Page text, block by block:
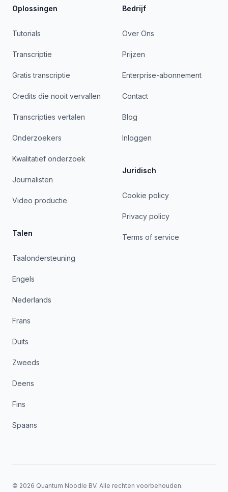
Oplossingen
Tutorials
Transcriptie
Gratis transcriptie
Credits die nooit vervallen
Transcripties vertalen
Onderzoekers
Kwalitatief onderzoek
Journalisten
Video productie
Talen
Taalondersteuning
Engels
Nederlands
Frans
Duits
Zweeds
Deens
Fins
Spaans
Bedrijf
Over Ons
Prijzen
Enterprise-abonnement
Contact
Blog
Inloggen
Juridisch
Cookie policy
Privacy policy
Terms of service
© 2026 Quantum Noodle BV. Alle rechten voorbehouden.